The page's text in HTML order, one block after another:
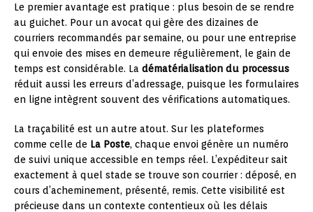
Le premier avantage est pratique : plus besoin de se rendre
au guichet. Pour un avocat qui gère des dizaines de
courriers recommandés par semaine, ou pour une entreprise
qui envoie des mises en demeure régulièrement, le gain de
temps est considérable. La dématérialisation du processus
réduit aussi les erreurs d’adressage, puisque les formulaires
en ligne intègrent souvent des vérifications automatiques.
La traçabilité est un autre atout. Sur les plateformes
comme celle de La Poste, chaque envoi génère un numéro
de suivi unique accessible en temps réel. L’expéditeur sait
exactement à quel stade se trouve son courrier : déposé, en
cours d’acheminement, présenté, remis. Cette visibilité est
précieuse dans un contexte contentieux où les délais